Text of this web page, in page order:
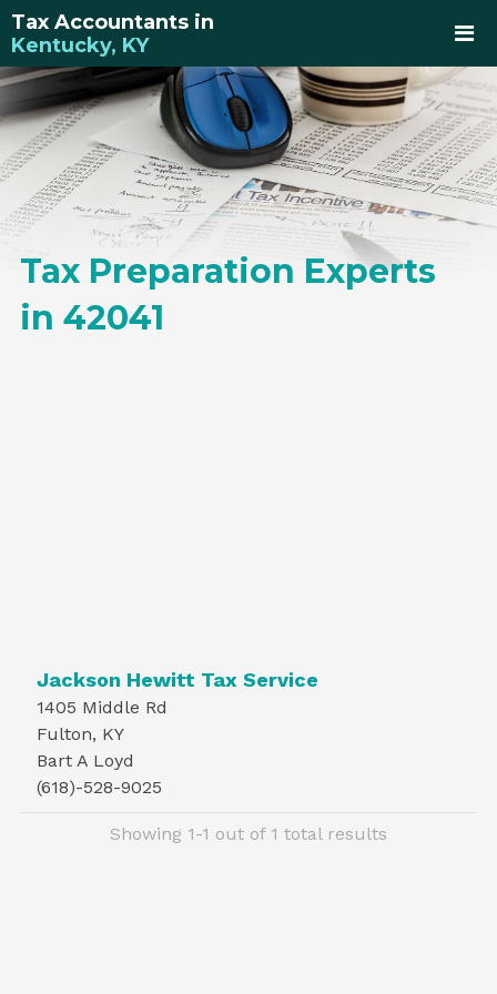
Tax Accountants in
Kentucky, KY
Tax Preparation Experts
in 42041
Jackson Hewitt Tax Service
1405 Middle Rd
Fulton, KY
Bart A Loyd
(618)-528-9025
Showing 1-1 out of 1 total results